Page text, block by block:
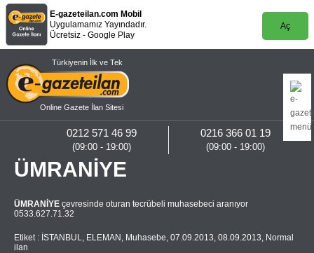
E-gazeteilan.com Mobil
Uygulamamız Yayındadır.
Ücretsiz - Google Play
Aç
Türkiyenin İlk ve Tek
Online Gazete İlan Sitesi
0216 366 01 19
(09:00 - 19:00)
0212 571 46 99
(09:00 - 19:00)
ÜMRANİYE
ÜMRANİYE çevresinde oturan tecrübeli muhasebeci aranıyor
0533.627.71.32
Etiket : İSTANBUL, ELEMAN , Muhasebe, 07.09.2013, 08.09.2013, Normal
ilan